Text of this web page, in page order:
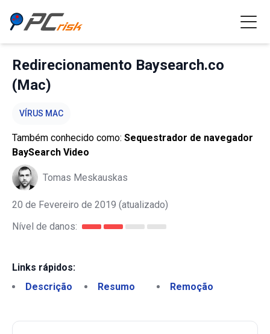
Redirecionamento Baysearch.co
(Mac)
VÍRUS MAC
Também conhecido como: Sequestrador de navegador
BaySearch Video
Tomas Meskauskas
20 de Fevereiro de 2019 (atualizado)
Nível de danos:
Links rápidos:
Descrição
Resumo Remoção